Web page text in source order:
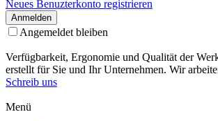
Neues Benuzterkonto registrieren
Anmelden
Angemeldet bleiben
Verfügbarkeit, Ergonomie und Qualität der
erstellt für Sie und Ihr Unternehmen. Wir
Schreib uns
Menü